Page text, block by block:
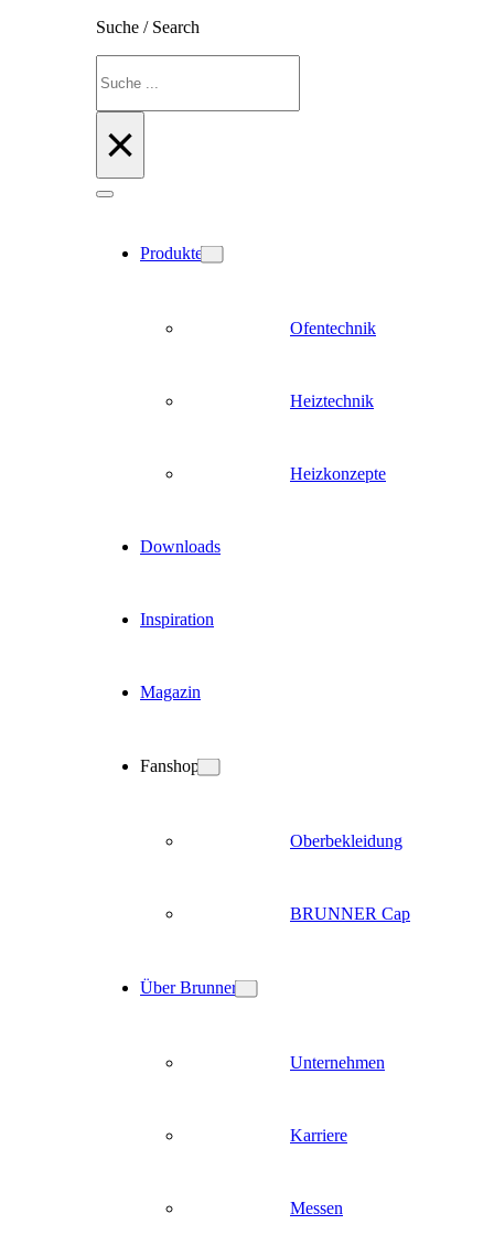
Suche / Search
×
Produkte
Ofentechnik
Heiztechnik
Heizkonzepte
Downloads
Inspiration
Magazin
Fanshop
Oberbekleidung
BRUNNER Cap
Über Brunner
Unternehmen
Karriere
Messen